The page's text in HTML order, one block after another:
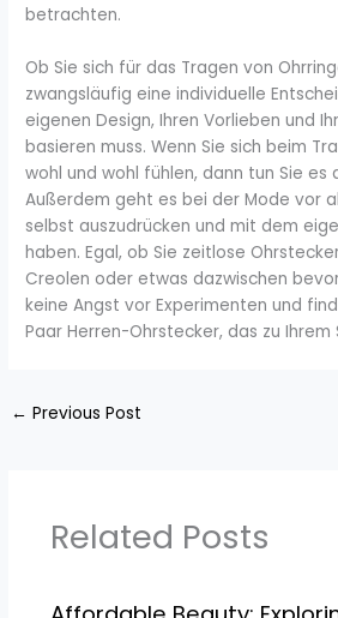
betrachten.
Ob Sie sich für das Tragen von
zwangsläufig eine individuelle
eigenen Design, Ihren Vorlieben und
basieren muss. Wenn Sie sich beim
wohl und wohl fühlen, dann tun Sie es
Außerdem geht es bei der Mode vor
selbst auszudrücken und mit dem
haben. Egal, ob Sie zeitlose
Creolen oder etwas dazwischen
keine Angst vor Experimenten und
Paar Herren-Ohrstecker, das zu Ihrem
← Previous Post
Related Posts